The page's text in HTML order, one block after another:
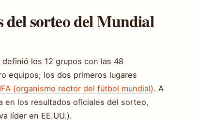
del sorteo del Mundial
los 12 grupos con las 48
equipos; los dos primeros lugares
(organismo rector del fútbol mundial). A
en los resultados oficiales del sorteo,
líder en EE.UU.).